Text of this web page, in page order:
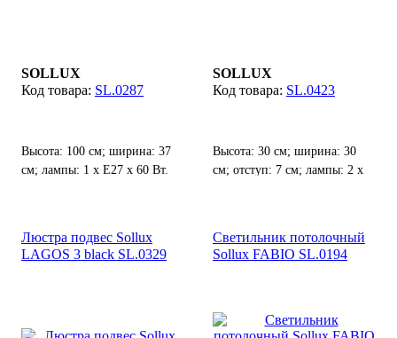
SOLLUX
SL.0287
Высота: 100 см; ширина: 37
см; лампы: 1 х Е27 х 60 Вт.
SOLLUX
SL.0423
Высота: 30 см; ширина: 30
см; отступ: 7 см; лампы: 2 х
Люстра подвес Sollux
LAGOS 3 black SL.0329
Светильник потолочный
Sollux FABIO SL.0194